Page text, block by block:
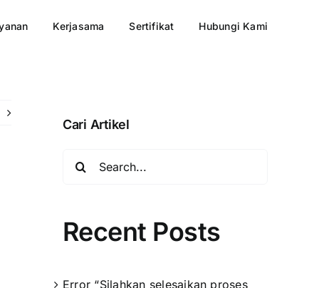
Kerjasama Sertifikat Hubungi Kami
Cari Artikel
Recent Posts
Error “Silahkan selesaikan proses